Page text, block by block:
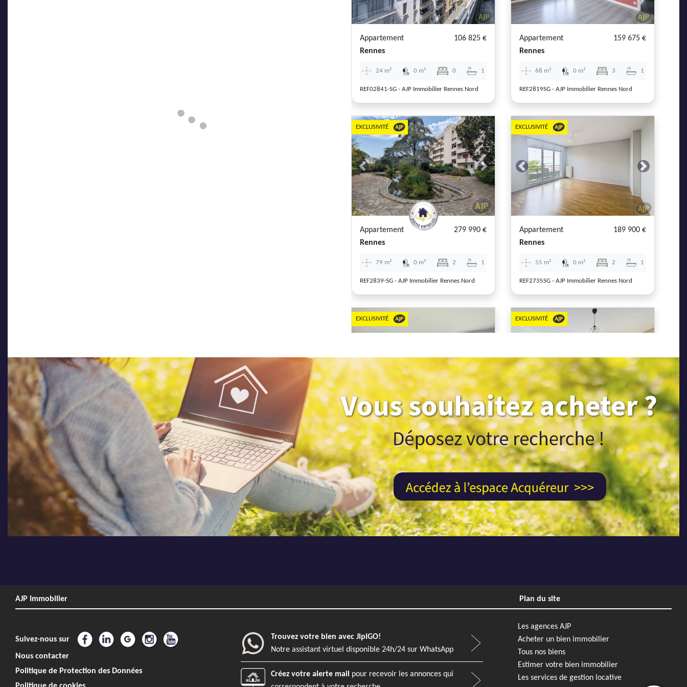
Appartement
106 825 €
Rennes
24 m² 0 m² 0 1
REF02841-SG - AJP Immobilier Rennes Nord
Appartement
159 675 €
Rennes
68 m² 0 m² 3 1
REF2819SG - AJP Immobilier Rennes Nord
Previous Next
EXCLUSIVITÉ
Appartement
279 990 €
Rennes
79 m² 0 m² 2 1
REF2839-SG - AJP Immobilier Rennes Nord
Previous Next
EXCLUSIVITÉ
Appartement
189 900 €
Rennes
55 m² 0 m² 2 1
REF2735SG - AJP Immobilier Rennes Nord
Previous Next
EXCLUSIVITÉ
Appartement
169 990 €
Rennes
41 m² 0 m² 1 1
REF2620SG - AJP Immobilier Rennes Nord
Previous
EXCLUSIVITÉ
Appartement
164 765 €
Rennes
40 m² 0 m² 1
REF02806BM - AJP Immobilier Rennes Nord
EXCLUSIVITÉ
30 m² 0 m²
REF2824BM - AJP Immobilier Rennes Nord
EXCLUSIVITÉ
Rennes
REF2816BM - AJP Immobilier Rennes Nord
AJP Immobilier Plan du site
Suivez-nous sur
Nous contacter
Politique de Protection des Données
Trouvez votre bien avec JipiGO!
Notre assistant virtuel disponible 24h/24 sur WhatsApp
Créez votre alerte mail pour recevoir les annonces qui
Les agences AJP
Acheter un bien immobilier
Tous nos biens
Estimer votre bien immobilier
Les services de gestion locative